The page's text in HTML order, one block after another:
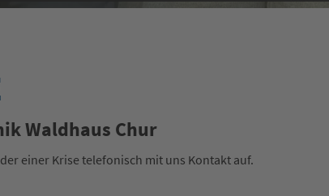
Waldhaus Chur
einer Krise telefonisch mit uns Kontakt auf.